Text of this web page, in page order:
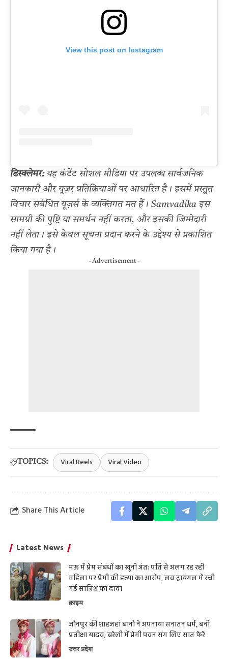
View this post on Instagram
डिस्क्लेमर:यह कंटेंट सोशल मीडिया पर उपलब्ध सार्वजनिक
जानकारी और यूज़र प्रतिक्रियाओं पर आधारित है। इसमें प्रस्तुत
विचार संबंधित यूज़र्स के व्यक्तिगत मत हैं। Samvadika इस
सामग्री की पुष्टि या समर्थन नहीं करता, और इसकी जिम्मेदारी
नहीं लेता। इसे केवल सूचना प्रदान करने के उद्देश्य से प्रकाशित
किया गया है।
- Advertisement -
TOPICS: Viral Reels Viral Video
Share This Article
Latest News
मऊ में प्रेम संबंधों का खूनी अंत: पति से अलग रह रही
महिला पर प्रेमी की हत्या का आरोप, लव ट्रायंगल में रची
गई साजिश का दावा
क्राइम
जौनपुर की शाहजहां बानो ने अपनाया सनातन धर्म, बनीं
प्रतीक्षा यादव; बरेली में प्रेमी पवन संग लिए सात फेरे
उत्तर प्रदेश